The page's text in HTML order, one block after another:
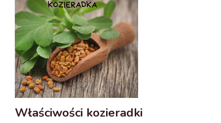
Właściwości kozieradki